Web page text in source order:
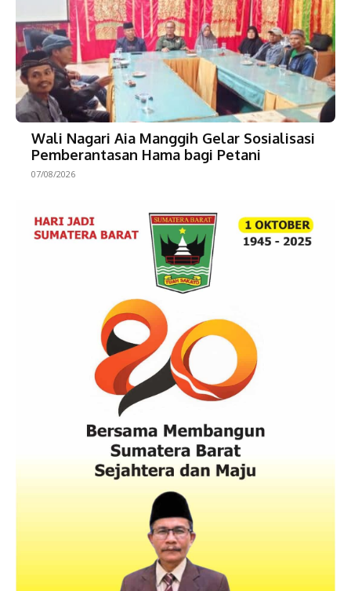
Wali Nagari Aia Manggih Gelar Sosialisasi
Pemberantasan Hama bagi Petani
07/08/2026